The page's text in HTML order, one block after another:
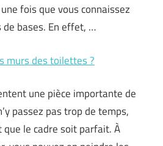
fois que vous connaissez
bases. En effet, …
murs des toilettes ?
une pièce importante de
passez pas trop de temps,
le cadre soit parfait. À